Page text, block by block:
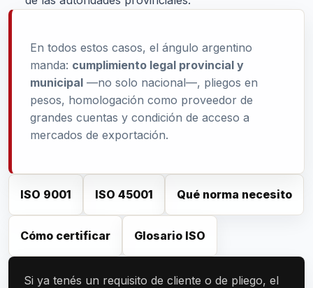
En todos estos casos, el ángulo argentino
manda: cumplimiento legal provincial y
municipal —no solo nacional—, pliegos en
pesos, homologación como proveedor de
grandes cuentas y condición de acceso a
mercados de exportación.
ISO 9001 ISO 45001 Qué norma necesito
Cómo certificar Glosario ISO
Si ya tenés un requisito de cliente o de pliego, el